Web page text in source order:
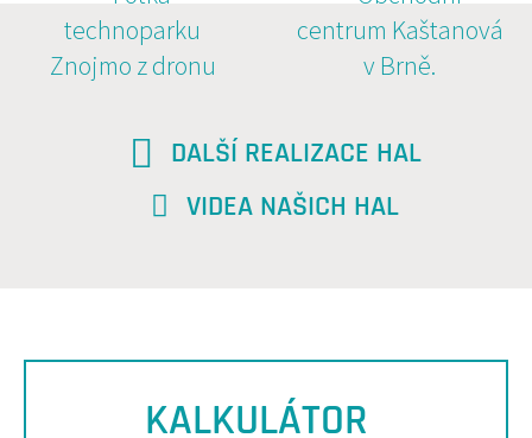
DALŠÍ REALIZACE HAL
VIDEA NAŠICH HAL
KALKULÁTOR